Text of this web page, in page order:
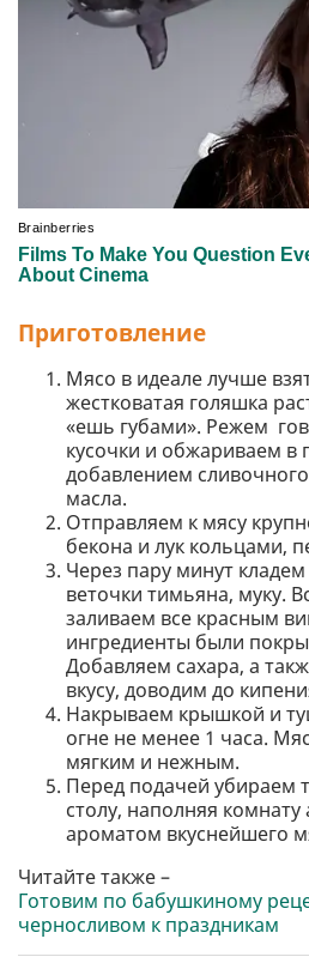
Приготовление
Мясо в идеале лучше
жестковатая голяшка
«ешь губами». Режем
кусочки и обжариваем в
добавлением
масла.
Отправляем к мясу
бекона и лук кольцами,
Через пару минут
веточки тимьяна, муку.
заливаем все красным
ингредиенты были
Добавляем сахара, а
вкусу, доводим до
Накрываем крышкой и
огне не менее 1 часа.
мягким и нежным.
Перед подачей убираем
столу, наполняя
ароматом вкуснейшего
Читайте также –
Готовим по бабушкиному
черносливом к праздникам